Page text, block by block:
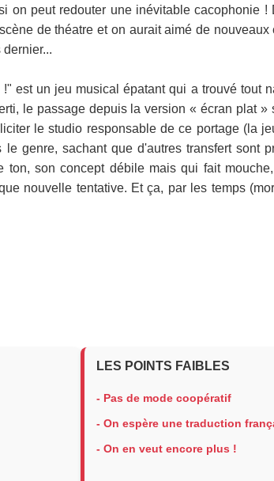
on peut redouter une inévitable cacophonie !
de théatre et on aurait aimé de nouveaux
est un jeu musical épatant qui a trouvé tout
le passage depuis la version « écran plat »
le studio responsable de ce portage (la
genre, sachant que d'autres transfert sont
son concept débile mais qui fait
nouvelle tentative. Et ça, par les temps
LES POINTS FAIBLES
- Pas de mode coopératif
- On espère une traduction
- On en veut encore plus !